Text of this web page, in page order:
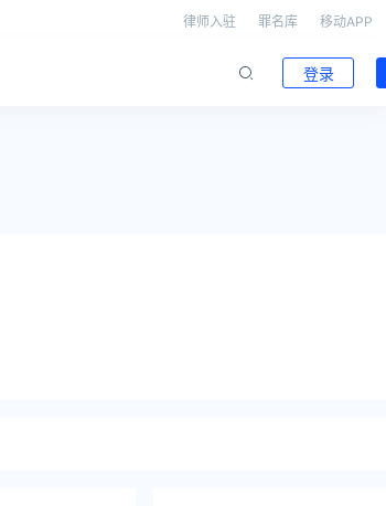
律师入驻 罪名库 移动APP
登录